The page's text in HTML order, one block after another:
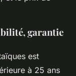
garantie
est
à 25 ans